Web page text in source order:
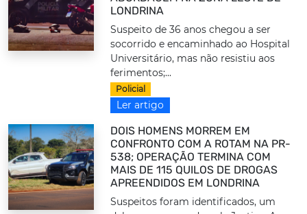
LONDRINA
Suspeito de 36 anos chegou a ser
socorrido e encaminhado ao Hospital
Universitário, mas não resistiu aos
ferimentos;...
Policial
Ler artigo
DOIS HOMENS MORREM EM
CONFRONTO COM A ROTAM NA PR-
538; OPERAÇÃO TERMINA COM
MAIS DE 115 QUILOS DE DROGAS
APREENDIDOS EM LONDRINA
Suspeitos foram identificados, um